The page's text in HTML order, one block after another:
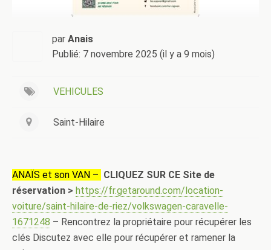
par Anais
Publié: 7 novembre 2025 (il y a 9 mois)
VEHICULES
Saint-Hilaire
ANAÏS et son VAN – CLIQUEZ SUR CE Site de
réservation > https://fr.getaround.com/location-
voiture/saint-hilaire-de-riez/volkswagen-caravelle-
1671248 – Rencontrez la propriétaire pour récupérer les
clés Discutez avec elle pour récupérer et ramener la